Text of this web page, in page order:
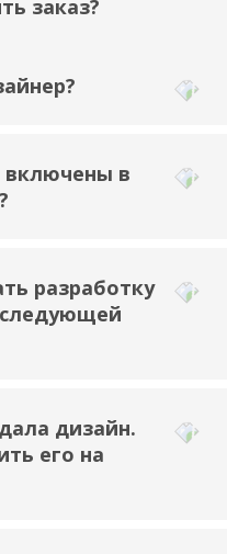
заказ?
включены в
разработку
дизайн.
его на